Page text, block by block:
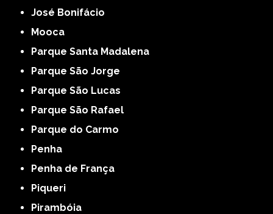
José Bonifácio
Mooca
Parque Santa Madalena
Parque São Jorge
Parque São Lucas
Parque São Rafael
Parque do Carmo
Penha
Penha de França
Piqueri
Pirambóia